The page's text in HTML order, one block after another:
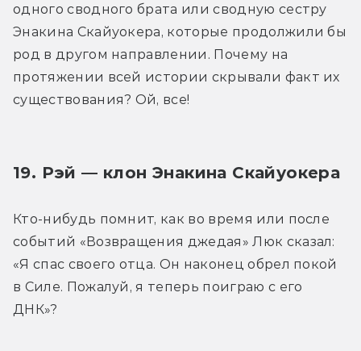
одного сводного брата или сводную сестру
Энакина Скайуокера, которые продолжили бы
род в другом направлении. Почему на
протяжении всей истории скрывали факт их
существования? Ой, все!
19. Рэй — клон Энакина Скайуокера
Кто-нибудь помнит, как во время или после
событий «Возвращения джедая» Люк сказал:
«Я спас своего отца. Он наконец обрел покой
в Силе. Пожалуй, я теперь поиграю с его
ДНК»?